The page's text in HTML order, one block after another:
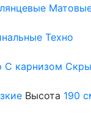
Техно
С карнизом
Высота 190